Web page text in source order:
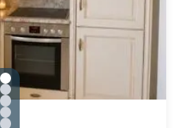
gallery.slide_selector
Zu Slide 1 wechseln
Zu Slide 2 wechseln
Zu Slide 3 wechseln
Zu Slide 4 wechseln